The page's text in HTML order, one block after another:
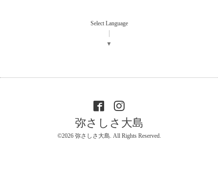
Select Language
▼
弥さしさ大島
©2026 弥さしさ大島. All Rights Reserved.